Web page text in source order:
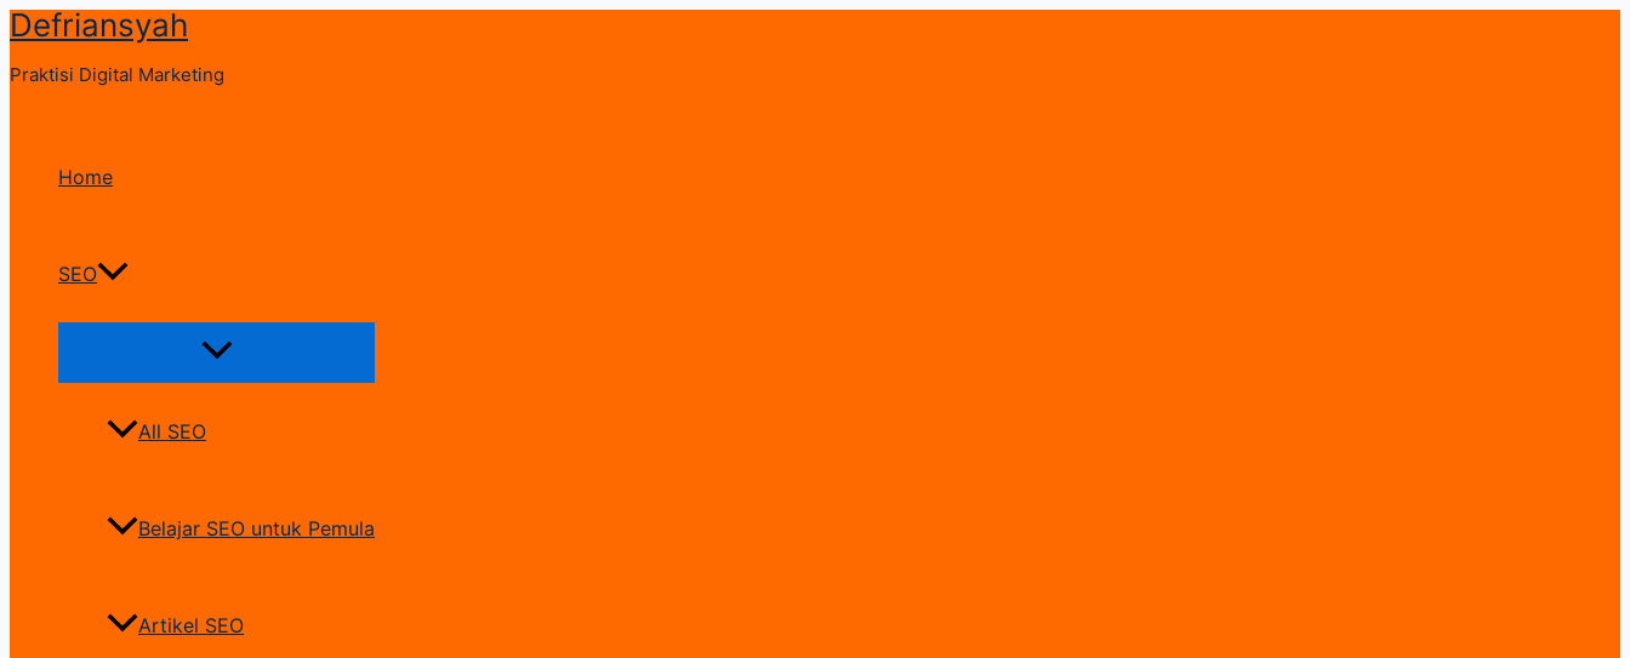
Skip
content
Defriansyah
Praktisi Digital Marketing
Home
SEO
Menu
All SEO
Belajar SEO untuk Pemula
Artikel SEO